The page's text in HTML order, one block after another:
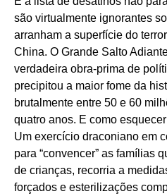
são virtualmente ignorantes
arranham a superfície do
China. O Grande Salto
verdadeira obra-prima de
precipitou a maior fome da
brutalmente entre 50 e 60
quatro anos. E como
Um exercício draconiano em
para “convencer” as famílias
de crianças, recorria a
forçados e esterilizações